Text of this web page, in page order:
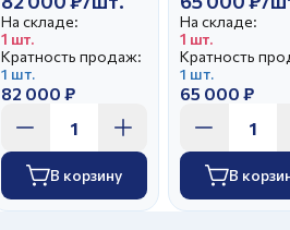
На складе:
1 шт.
Кратность продаж:
1 шт.
82 000 ₽
В корзину
На складе:
1 шт.
Кратность
1 шт.
65 000 ₽
В